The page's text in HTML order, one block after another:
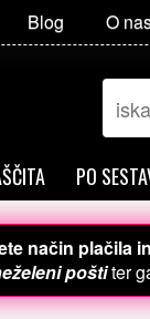
Blog O
PO
način plačila
poštiter